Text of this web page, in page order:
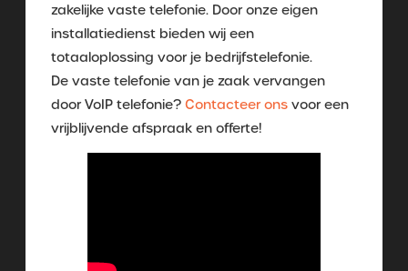
zakelijke vaste telefonie. Door onze eigen
installatiedienst bieden wij een
totaaloplossing voor je bedrijfstelefonie.
De vaste telefonie van je zaak vervangen
door VoIP telefonie? Contacteer ons voor een
vrijblijvende afspraak en offerte!